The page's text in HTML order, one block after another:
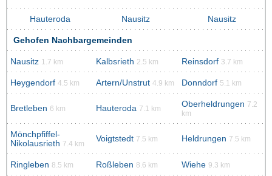
Hauteroda Nausitz Nausitz
Gehofen Nachbargemeinden
Nausitz 1.7 km Kalbsrieth 2.5 km Reinsdorf 3.7 km
Heygendorf 4.5 km Artern/Unstrut 4.9 km Donndorf 5.1 km
Bretleben 6 km Hauteroda 7.1 km Oberheldrungen 7.2
km
Mönchpfiffel-
Nikolausrieth 7.4 km
Voigtstedt 7.5 km Heldrungen 7.5 km
Ringleben 8.5 km Roßleben 8.6 km Wiehe 9.3 km